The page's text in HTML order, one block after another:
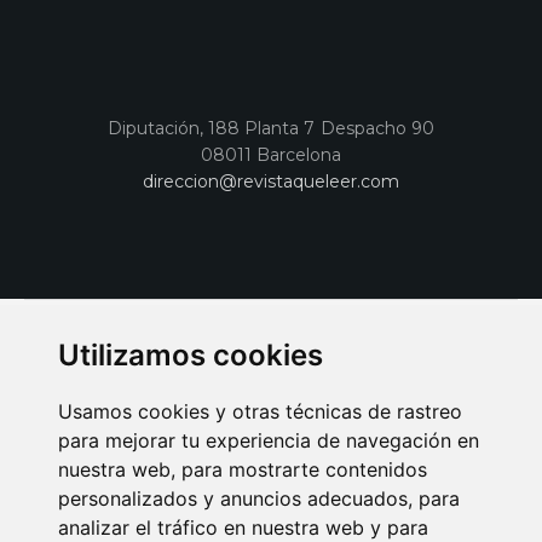
Utilizamos cookies
Usamos cookies y otras técnicas de rastreo
para mejorar tu experiencia de navegación en
nuestra web, para mostrarte contenidos
personalizados y anuncios adecuados, para
analizar el tráfico en nuestra web y para
Diputación, 188 Planta 7 Despacho 90
08011 Barcelona
direccion@revistaqueleer.com
AVISO LEGAL POLITICA DE COOKIES POLITICA DE PRIVACIDAD